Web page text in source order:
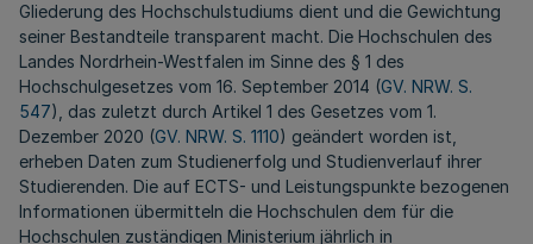
Gliederung des Hochschulstudiums dient und die Gewichtung
seiner Bestandteile transparent macht. Die Hochschulen des
Landes Nordrhein-Westfalen im Sinne des § 1 des
Hochschulgesetzes vom 16. September 2014 (GV. NRW. S.
547), das zuletzt durch Artikel 1 des Gesetzes vom 1.
Dezember 2020 (GV. NRW. S. 1110) geändert worden ist,
erheben Daten zum Studienerfolg und Studienverlauf ihrer
Studierenden. Die auf ECTS- und Leistungspunkte bezogenen
Informationen übermitteln die Hochschulen dem für die
Hochschulen zuständigen Ministerium jährlich in